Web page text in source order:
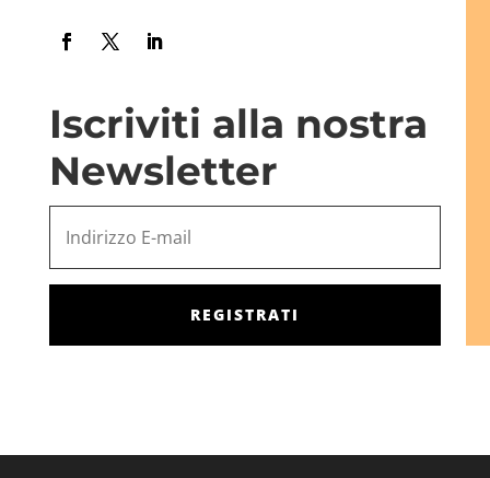
Iscriviti alla nostra
Newsletter
REGISTRATI